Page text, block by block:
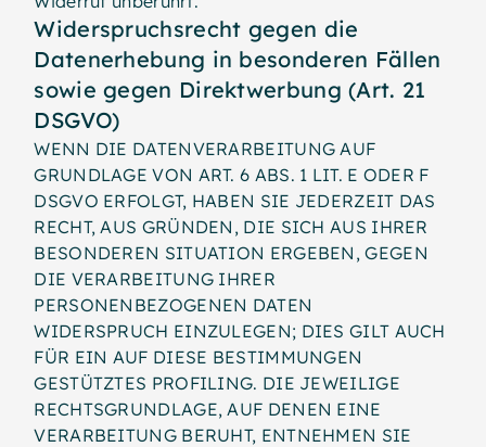
Widerspruchsrecht gegen die
Datenerhebung in besonderen Fällen
sowie gegen Direktwerbung (Art. 21
DSGVO)
WENN DIE DATENVERARBEITUNG AUF
GRUNDLAGE VON ART. 6 ABS. 1 LIT. E ODER F
DSGVO ERFOLGT, HABEN SIE JEDERZEIT DAS
RECHT, AUS GRÜNDEN, DIE SICH AUS IHRER
BESONDEREN SITUATION ERGEBEN, GEGEN
DIE VERARBEITUNG IHRER
PERSONENBEZOGENEN DATEN
WIDERSPRUCH EINZULEGEN; DIES GILT AUCH
FÜR EIN AUF DIESE BESTIMMUNGEN
GESTÜTZTES PROFILING. DIE JEWEILIGE
RECHTSGRUNDLAGE, AUF DENEN EINE
VERARBEITUNG BERUHT, ENTNEHMEN SIE